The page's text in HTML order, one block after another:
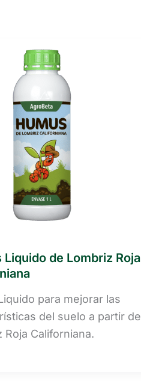
Liquido de Lombriz Roja
para mejorar las
del suelo a partir de
Roja Californiana.